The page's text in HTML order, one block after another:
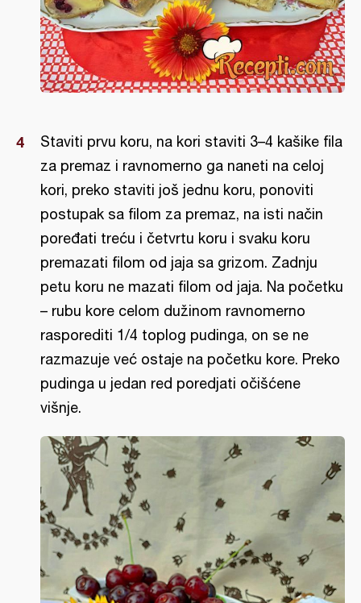
Staviti prvu koru, na kori staviti 3–4 kašike fila
za premaz i ravnomerno ga naneti na celoj
kori, preko staviti još jednu koru, ponoviti
postupak sa filom za premaz, na isti način
poređati treću i četvrtu koru i svaku koru
premazati filom od jaja sa grizom. Zadnju
petu koru ne mazati filom od jaja. Na početku
– rubu kore celom dužinom ravnomerno
rasporediti 1/4 toplog pudinga, on se ne
razmazuje već ostaje na početku kore. Preko
pudinga u jedan red poredjati očišćene
višnje.